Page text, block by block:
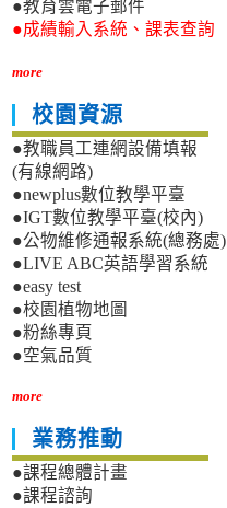
●教育雲電子郵件
●成績輸入系統、課表查詢
more
校園資源
●教職員工連網設備填報
(有線網路)
●newplus數位教學平臺
●IGT數位教學平臺(校內)
●公物維修通報系統(總務處)
●LIVE ABC英語學習系統
●easy test
●校園植物地圖
●粉絲專頁
●空氣品質
more
業務推動
●課程總體計畫
●課程諮詢